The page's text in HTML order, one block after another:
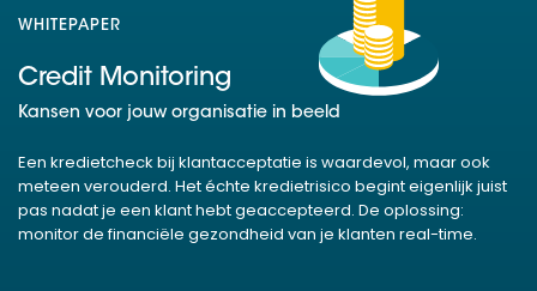
WHITEPAPER
Credit Monitoring
Kansen voor jouw organisatie in beeld
Een kredietcheck bij klantacceptatie is waardevol, maar ook
meteen verouderd. Het échte kredietrisico begint eigenlijk juist
pas nadat je een klant hebt geaccepteerd. De oplossing:
monitor de financiële gezondheid van je klanten real-time.